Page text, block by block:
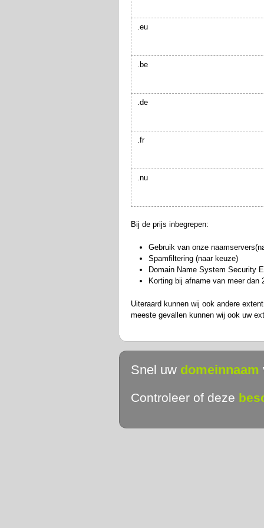
.eu
.be
.de
.fr
.nu
Bij de prijs inbegrepen:
Gebruik van onze
Spamfiltering (naar keuze)
Domain Name System Security
Korting bij afname van meer dan
Uiteraard kunnen wij ook andere
meeste gevallen kunnen wij ook uw
Snel uw domeinnaam
Controleer of deze